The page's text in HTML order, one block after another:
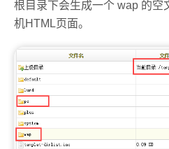
根目录下会生成一个 wap 的空
机HTML页面。